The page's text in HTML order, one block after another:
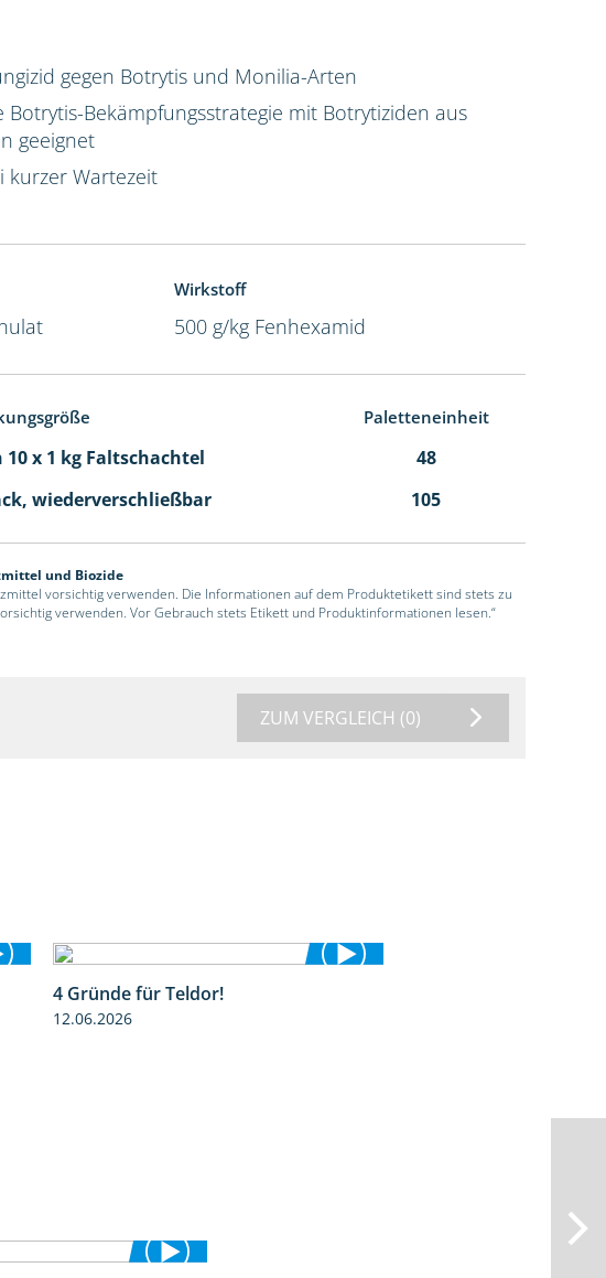
gegen Botrytis und Monilia-Arten
Bekämpfungsstrategie mit Botrytiziden aus
geeignet
kurzer Wartezeit
Wirkstoff
500 g/kg Fenhexamid
Paletteneinheit
x 1 kg Faltschachtel
48
wiederverschließbar 105
und Biozide
vorsichtig verwenden. Die Informationen auf dem Produktetikett sind stets zu
verwenden. Vor Gebrauch stets Etikett und Produktinformationen lesen.“
ZUM VERGLEICH (0)
4 Gründe für Teldor!
12.06.2026